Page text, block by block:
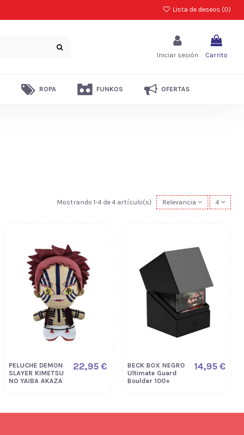
Lista de deseos (0)
Iniciar sesión Carrito
ROPA FUNKOS OFERTAS
Mostrando 1-4 de 4 artículo(s) Relevancia 4
PELUCHE DEMON
SLAYER KIMETSU
NO YAIBA AKAZA
22,95 €
BECK BOX NEGRO
Ultimate Guard
Boulder 100+
14,95 €